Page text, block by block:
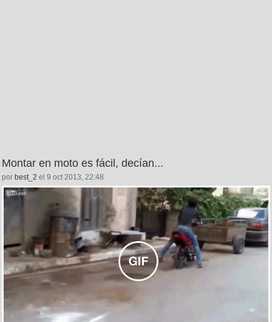
Montar en moto es fácil, decían...
por best_2 el 9 oct 2013, 22:48